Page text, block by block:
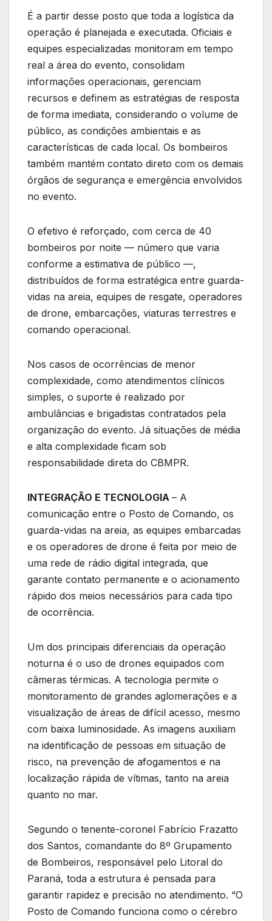
É a partir desse posto que toda a logística da
operação é planejada e executada. Oficiais e
equipes especializadas monitoram em tempo
real a área do evento, consolidam
informações operacionais, gerenciam
recursos e definem as estratégias de resposta
de forma imediata, considerando o volume de
público, as condições ambientais e as
características de cada local. Os bombeiros
também mantém contato direto com os demais
órgãos de segurança e emergência envolvidos
no evento.
O efetivo é reforçado, com cerca de 40
bombeiros por noite — número que varia
conforme a estimativa de público —,
distribuídos de forma estratégica entre guarda-
vidas na areia, equipes de resgate, operadores
de drone, embarcações, viaturas terrestres e
comando operacional.
Nos casos de ocorrências de menor
complexidade, como atendimentos clínicos
simples, o suporte é realizado por
ambulâncias e brigadistas contratados pela
organização do evento. Já situações de média
e alta complexidade ficam sob
responsabilidade direta do CBMPR.
INTEGRAÇÃO E TECNOLOGIA – A
comunicação entre o Posto de Comando, os
guarda-vidas na areia, as equipes embarcadas
e os operadores de drone é feita por meio de
uma rede de rádio digital integrada, que
garante contato permanente e o acionamento
rápido dos meios necessários para cada tipo
de ocorrência.
Um dos principais diferenciais da operação
noturna é o uso de drones equipados com
câmeras térmicas. A tecnologia permite o
monitoramento de grandes aglomerações e a
visualização de áreas de difícil acesso, mesmo
com baixa luminosidade. As imagens auxiliam
na identificação de pessoas em situação de
risco, na prevenção de afogamentos e na
localização rápida de vítimas, tanto na areia
quanto no mar.
Segundo o tenente-coronel Fabrício Frazatto
dos Santos, comandante do 8º Grupamento
de Bombeiros, responsável pelo Litoral do
Paraná, toda a estrutura é pensada para
garantir rapidez e precisão no atendimento. “O
Posto de Comando funciona como o cérebro